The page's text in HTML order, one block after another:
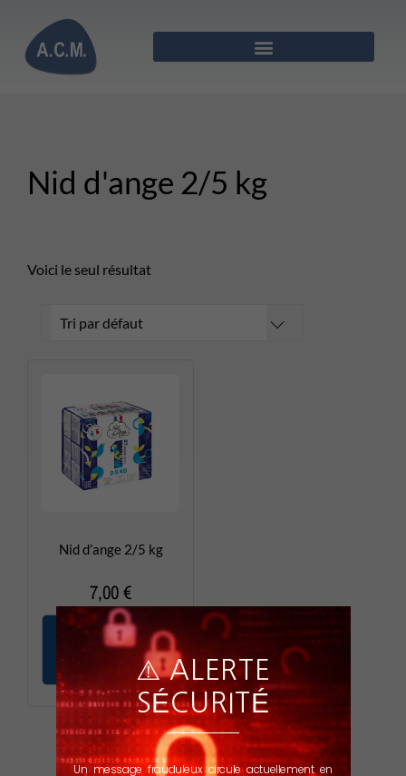
Nid d'ange 2/5 kg
Voici le seul résultat
Nid d’ange 2/5 kg
7,00€
Ajouter aux bon de
commande ⚠️ ALERTE
SÉCURITÉ
Un message frauduleux circule actuellement en